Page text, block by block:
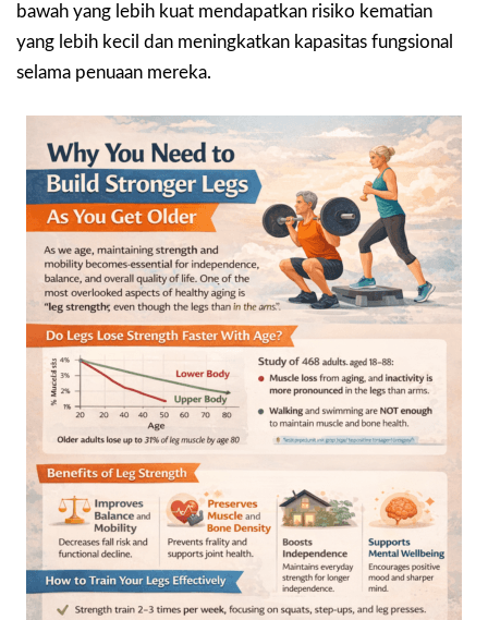
bawah yang lebih kuat mendapatkan risiko kematian
yang lebih kecil dan meningkatkan kapasitas fungsional
selama penuaan mereka.